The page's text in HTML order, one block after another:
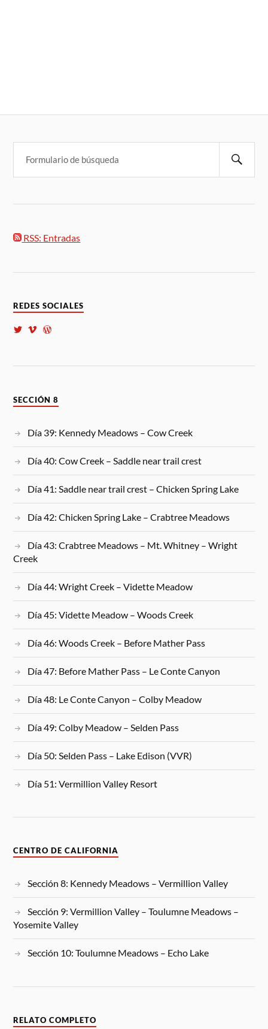
RSS: Entradas
REDES SOCIALES
SECCIÓN 8
Día 39: Kennedy Meadows – Cow Creek
Día 40: Cow Creek – Saddle near trail crest
Día 41: Saddle near trail crest – Chicken Spring Lake
Día 42: Chicken Spring Lake – Crabtree Meadows
Día 43: Crabtree Meadows – Mt. Whitney – Wright
Creek
Día 44: Wright Creek – Vidette Meadow
Día 45: Vidette Meadow – Woods Creek
Día 46: Woods Creek – Before Mather Pass
Día 47: Before Mather Pass – Le Conte Canyon
Día 48: Le Conte Canyon – Colby Meadow
Día 49: Colby Meadow – Selden Pass
Día 50: Selden Pass – Lake Edison (VVR)
Día 51: Vermillion Valley Resort
CENTRO DE CALIFORNIA
Sección 8: Kennedy Meadows – Vermillion Valley
Sección 9: Vermillion Valley – Toulumne Meadows –
Yosemite Valley
Sección 10: Toulumne Meadows – Echo Lake
RELATO COMPLETO